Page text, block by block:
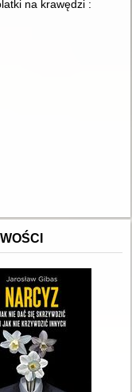
na krawędzi : czego
polskiej